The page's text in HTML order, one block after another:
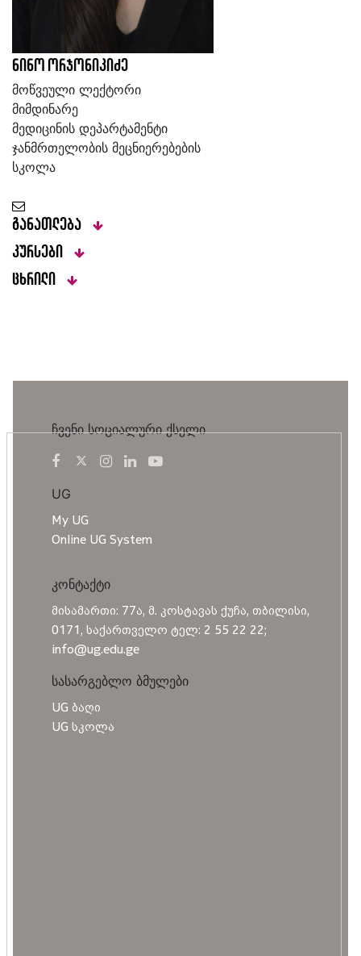
ნინო ორჯონიკიძე
მოწვეული ლექტორი
მიმდინარე
მედიცინის დეპარტამენტი
ჯანმრთელობის მეცნიერებების
სკოლა
განათლება
კურსები
ცხრილი
ჩვენი სოციალური ქსელი
UG
My UG
Online UG System
კონტაქტი
მისამართი: 77ა, მ. კოსტავას ქუჩა, თბილისი,
0171, საქართველო ტელ: 2 55 22 22;
info@ug.edu.ge
სასარგებლო ბმულები
UG ბაღი
UG სკოლა